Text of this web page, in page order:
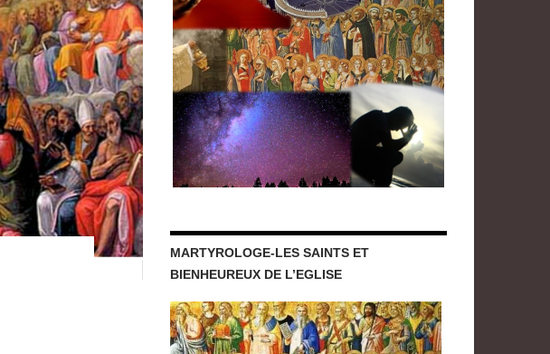
MARTYROLOGE-LES SAINTS ET
BIENHEUREUX DE L’EGLISE